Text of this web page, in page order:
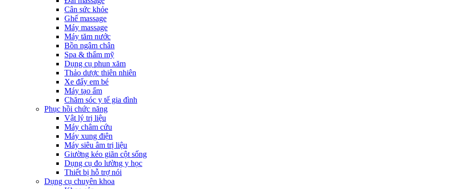
Cân sức khỏe
Ghế massage
Máy massage
Máy tăm nước
Bồn ngâm chân
Spa & thẩm mỹ
Dụng cụ phun xăm
Thảo dược thiên nhiên
Xe đẩy em bé
Máy tạo ẩm
Chăm sóc y tế gia đình
Phục hồi chức năng
Vật lý trị liệu
Máy châm cứu
Máy xung điện
Máy siêu âm trị liệu
Giường kéo giãn cột sống
Dụng cụ đo lường y học
Thiết bị hỗ trợ nói
Dụng cụ chuyên khoa